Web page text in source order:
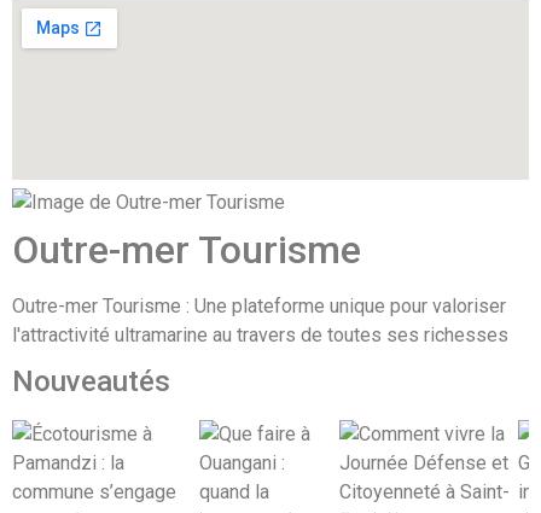
Outre-mer Tourisme
Outre-mer Tourisme : Une plateforme unique pour valoriser
l'attractivité ultramarine au travers de toutes ses richesses
Nouveautés